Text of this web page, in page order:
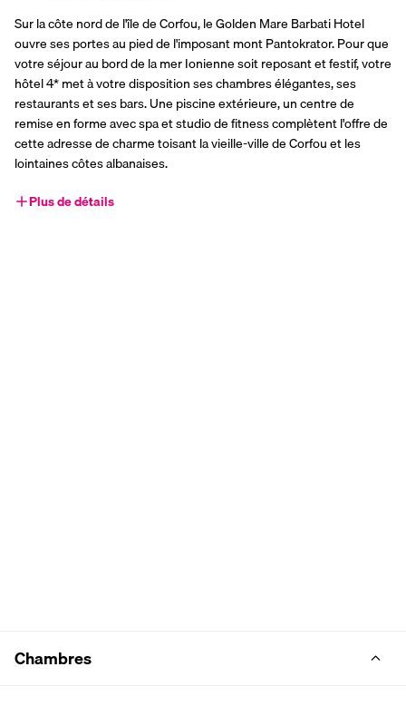
Sur la côte nord de l'île de Corfou, le Golden Mare Barbati Hotel
ouvre ses portes au pied de l'imposant mont Pantokrator. Pour que
votre séjour au bord de la mer Ionienne soit reposant et festif, votre
hôtel 4* met à votre disposition ses chambres élégantes, ses
restaurants et ses bars. Une piscine extérieure, un centre de
remise en forme avec spa et studio de fitness complètent l'offre de
cette adresse de charme toisant la vieille-ville de Corfou et les
lointaines côtes albanaises.
Plus de détails
Chambres